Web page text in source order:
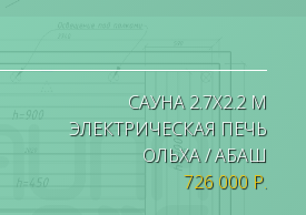
САУНА 2.7Х2.2 М
ЭЛЕКТРИЧЕСКАЯ ПЕЧЬ
ОЛЬХА / АБАШ
726 000 Р.